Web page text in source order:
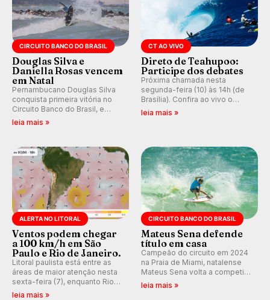
CIRCUITO BANCO DO BRASIL
Douglas Silva e
Daniella Rosas vencem
em Natal
Pernambucano Douglas Silva
conquista primeira vitória no
Circuito Banco do Brasil, e
peruana Daniella Rosas vence
(RN).
leia mais »
CT AO VIVO
Direto de Teahupoo:
Participe dos debates
Próxima chamada nesta
segunda-feira (10) às 14h (de
Brasília). Confira ao vivo o
Outerknown Tahiti Pro 2026 e
leia mais »
ALERTA NO LITORAL
Ventos podem chegar
a 100 km/h em São
Paulo e Rio de Janeiro.
Litoral paulista está entre as
áreas de maior atenção nesta
sexta-feira (7), enquanto Rio
de Janeiro também recebe
leia mais »
CIRCUITO BANCO DO BRASIL
Mateus Sena defende
título em casa
Campeão do circuito em 2024
na Praia de Miami, natalense
Mateus Sena volta a competir
em casa em busca de manter a
leia mais »